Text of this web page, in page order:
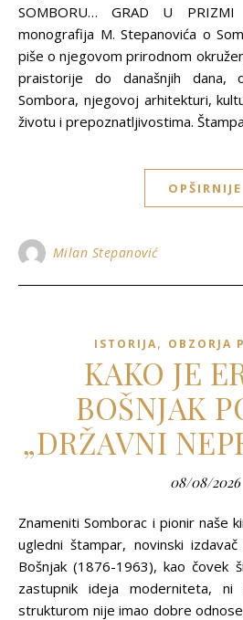
SOMBORU… GRAD U PRIZMI
monografija M. Stepanovića o
piše o njegovom prirodnom
praistorije do današnjih dana,
Sombora, njegovoj arhitekturi,
životu i prepoznatljivostima.
OPŠIRNIJE
Milan Stepanović
ISTORIJA, OBZORJA
KAKO JE
BOŠNJAK
„DRŽAVNI
08/08/2026
Znameniti Somborac i pionir naše kinematografije, ujedno i
ugledni štampar, novinski
Bošnjak (1876-1963), kao čovek
zastupnik ideja moderniteta, ni
strukturom nije imao dobre